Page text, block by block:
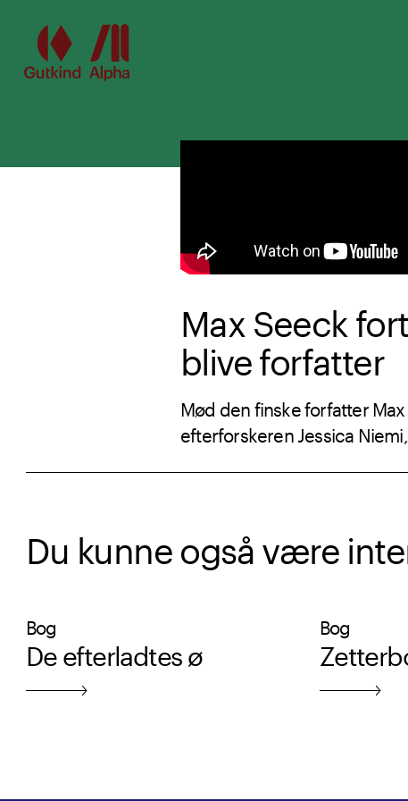
Max Seeck
blive forfatter
Mød den finske forfatter
efterforskeren Jessica
Du kunne også være
Bog
De efterladtes ø
Bog